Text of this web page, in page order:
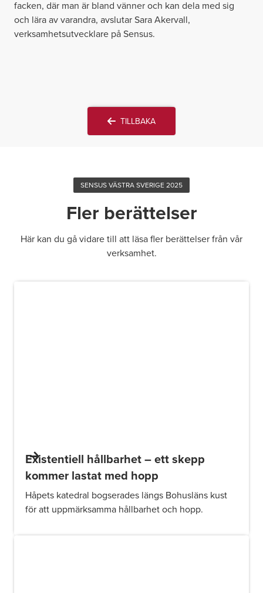
facken, där man är bland vänner och kan dela med sig
och lära av varandra, avslutar Sara Akervall,
verksamhetsutvecklare på Sensus.
 TILLBAKA
SENSUS VÄSTRA SVERIGE 2025
Fler berättelser
Här kan du gå vidare till att läsa fler berättelser från vår
verksamhet.
Existentiell hållbarhet – ett skepp
kommer lastat med hopp
Håpets katedral bogserades längs Bohusläns kust
för att uppmärksamma hållbarhet och hopp.